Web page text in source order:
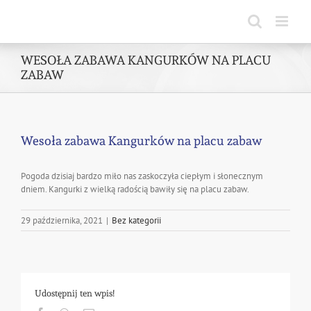
WESOŁA ZABAWA KANGURKÓW NA PLACU
ZABAW
Wesoła zabawa Kangurków na placu zabaw
Pogoda dzisiaj bardzo miło nas zaskoczyła ciepłym i słonecznym
dniem. Kangurki z wielką radością bawiły się na placu zabaw.
29 października, 2021 | Bez kategorii
Udostępnij ten wpis!